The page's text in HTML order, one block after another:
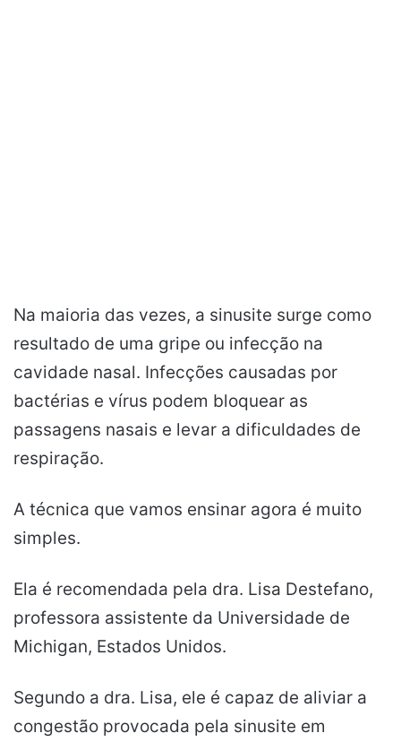
Na maioria das vezes, a sinusite surge como
resultado de uma gripe ou infecção na
cavidade nasal. Infecções causadas por
bactérias e vírus podem bloquear as
passagens nasais e levar a dificuldades de
respiração.
A técnica que vamos ensinar agora é muito
simples.
Ela é recomendada pela dra. Lisa Destefano,
professora assistente da Universidade de
Michigan, Estados Unidos.
Segundo a dra. Lisa, ele é capaz de aliviar a
congestão provocada pela sinusite em